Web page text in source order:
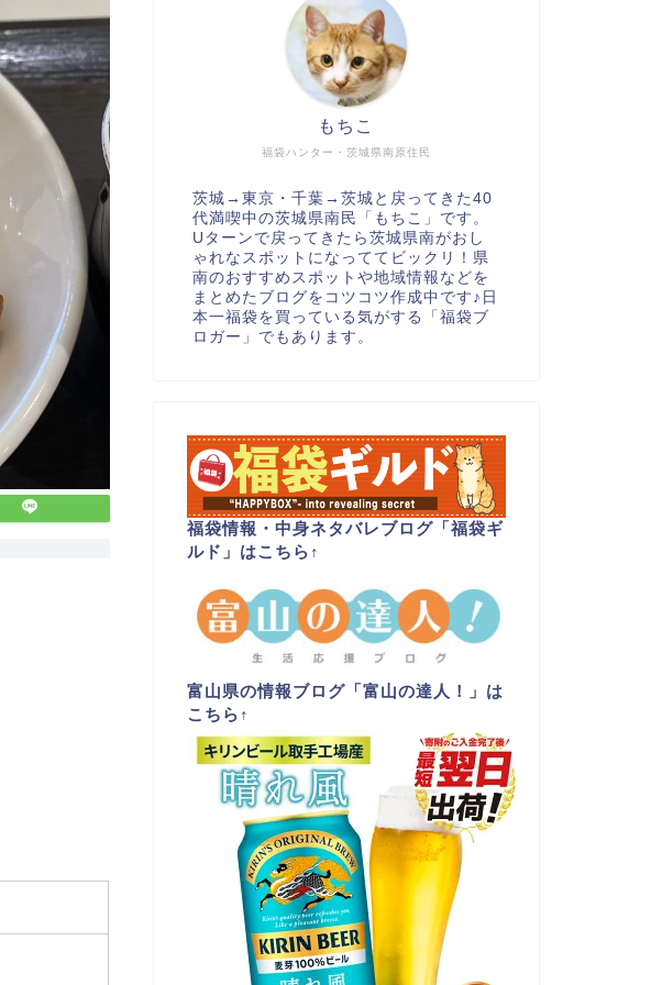
福袋ハンター・茨城県南原住民
もちこ
茨城→東京・千葉→茨城と戻ってきた40
代満喫中の茨城県南民「もちこ」です。
Uターンで戻ってきたら茨城県南がおし
ゃれなスポットになっててビックリ！県
南のおすすめスポットや地域情報などを
まとめたブログをコツコツ作成中です♪日
本一福袋を買っている気がする「福袋ブ
ロガー」でもあります。
福袋情報・中身ネタバレブログ「福袋ギ
ルド」はこちら ↑
富山県の情報ブログ「富山の達人！」は
こちら ↑